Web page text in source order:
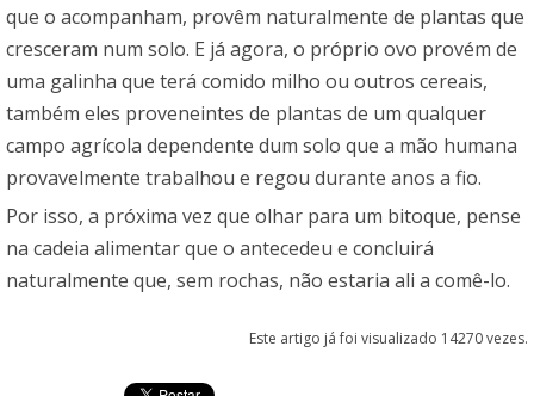
que o acompanham, provêm naturalmente de plantas que
cresceram num solo. E já agora, o próprio ovo provém de
uma galinha que terá comido milho ou outros cereais,
também eles proveneintes de plantas de um qualquer
campo agrícola dependente dum solo que a mão humana
provavelmente trabalhou e regou durante anos a fio.
Por isso, a próxima vez que olhar para um bitoque, pense
na cadeia alimentar que o antecedeu e concluirá
naturalmente que, sem rochas, não estaria ali a comê-lo.
Este artigo já foi visualizado 14270 vezes.